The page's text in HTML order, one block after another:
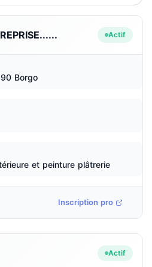
Actif
Borgo
et peinture plâtrerie
Inscription pro
Actif